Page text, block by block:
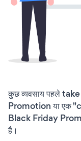
कुछ व्यवसाय पहले
Promotion या एक
Black Friday
है।